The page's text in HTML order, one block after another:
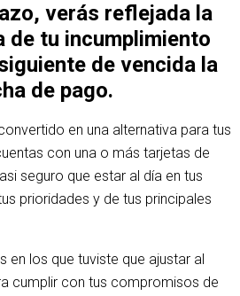
verás reflejada la
de tu incumplimiento
de vencida la
de pago.
en una alternativa para tus
con una o más tarjetas de
seguro que estar al día en tus
prioridades y de tus principales
en los que tuviste que ajustar al
cumplir con tus compromisos de